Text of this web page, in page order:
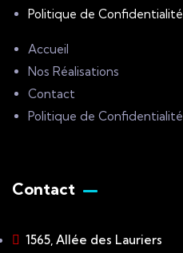
Politique de Confidentialité
Accueil
Nos Réalisations
Contact
Politique de Confidentialité
Contact
1565, Allée des Lauriers